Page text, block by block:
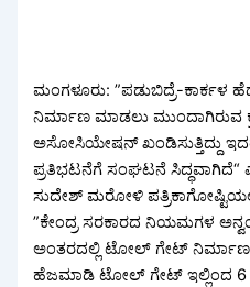
ಮಂಗಳೂರು: ”ಪಡುಬಿದ್ರೆ-ಕಾರ್ಕಳ
ನಿರ್ಮಾಣ ಮಾಡಲು ಮುಂದಾಗಿರುವ
ಅಸೋಸಿಯೇಷನ್ ಖಂಡಿಸುತ್ತಿದ್ದು
ಪ್ರತಿಭಟನೆಗೆ ಸಂಘಟನೆ
ಸುದೇಶ್ ಮರೋಳಿ
”ಕೇಂದ್ರ ಸರಕಾರದ ನಿಯಮಗಳ
ಅಂತರದಲ್ಲಿ ಟೋಲ್ ಗೇಟ್ ನಿರ್ಮಾಣ
ಹೆಜಮಾಡಿ ಟೋಲ್ ಗೇಟ್ ಇಲ್ಲಿಂದ 6